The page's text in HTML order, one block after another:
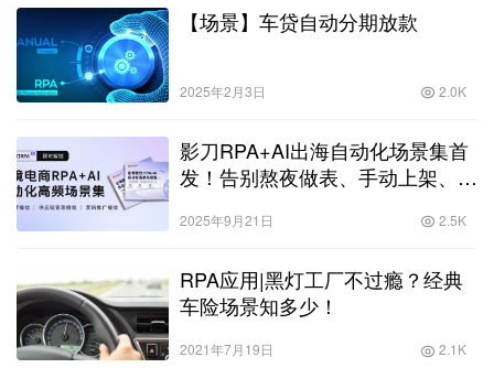
【场景】车贷自动分期放款
2025年2月3日 2.0K
影刀RPA+AI出海自动化场景集首
发！告别熬夜做表、手动上架、广
2025年9月21日 2.5K
RPA应用|黑灯工厂不过瘾？经典
车险场景知多少！
2021年7月19日 2.1K